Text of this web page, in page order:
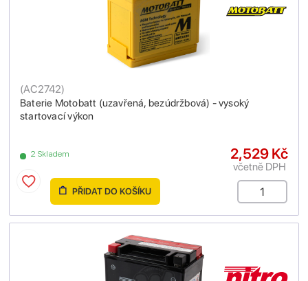
Baterie Motobatt (uzavřená, bezúdržbová) - vysoký
startovací výkon
(AC2742)
2 Skladem 2,529 Kč
včetně DPH
PŘIDAT DO KOŠÍKU